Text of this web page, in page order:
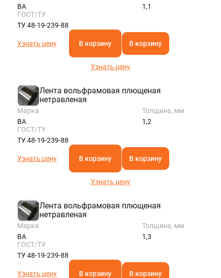
ВА
1,1
ГОСТ/ТУ
ТУ 48-19-239-88
Узнать цену В корзину В корзину
Узнать цену
Лента вольфрамовая плющеная
нетравленая
Марка
ВА
Толщина, мм
1,2
ГОСТ/ТУ
ТУ 48-19-239-88
Узнать цену В корзину В корзину
Узнать цену
Лента вольфрамовая плющеная
нетравленая
Марка
ВА
Толщина, мм
1,3
ГОСТ/ТУ
ТУ 48-19-239-88
Узнать цену В корзину В корзину